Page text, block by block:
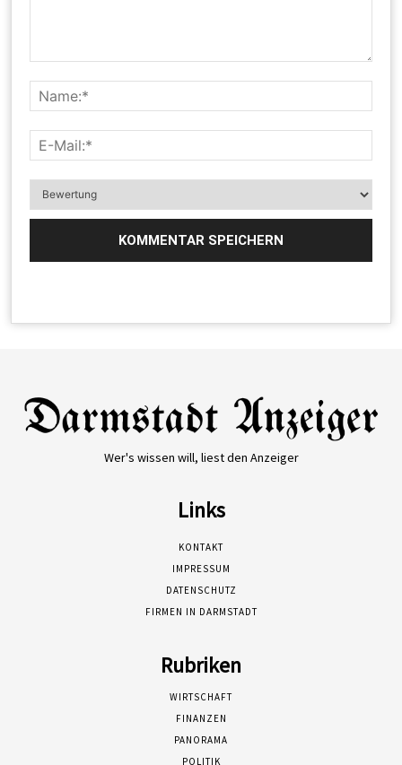
Wer's wissen will, liest den Anzeiger
Links
KONTAKT
IMPRESSUM
DATENSCHUTZ
FIRMEN IN DARMSTADT
Rubriken
WIRTSCHAFT
FINANZEN
PANORAMA
POLITIK